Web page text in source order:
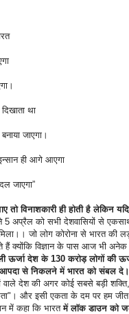
था
जाएगा।
ही आगे आएगा
जाएगा”
तो विनाशकारी ही होती है लेकिन
5 अप्रैल को सभी देशवासियों से
जो लोग कोरोना से भारत की
क्योंकि विज्ञान के पास आज भी अनेक
ऊर्जा देश के130करोड़ लोगों की
से निकलने में भारत को संबल दे।
देश की अगर कोई सबसे बड़ी शक्ति,
और इसी एकता के दम पर हम
में कहा कि भारतमें लॉक डाउन को